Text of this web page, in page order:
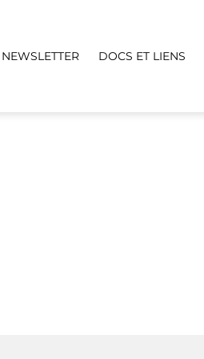
NEWSLETTER DOCS ET LIENS